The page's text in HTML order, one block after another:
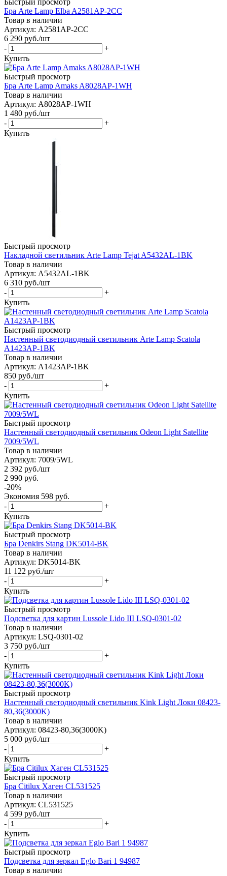
Бра Arte Lamp Elba A2581AP-2CC
Товар в наличии
Артикул: A2581AP-2CC
6 290 руб./шт
-
+
Купить
Быстрый просмотр
Бра Arte Lamp Amaks A8028AP-1WH
Товар в наличии
Артикул: A8028AP-1WH
1 480 руб./шт
-
+
Купить
Быстрый просмотр
Накладной светильник Arte Lamp Tejat A5432AL-1BK
Товар в наличии
Артикул: A5432AL-1BK
6 310 руб./шт
-
+
Купить
Быстрый просмотр
Настенный светодиодный светильник Arte Lamp Scatola
A1423AP-1BK
Товар в наличии
Артикул: A1423AP-1BK
850 руб./шт
-
+
Купить
Быстрый просмотр
Настенный светодиодный светильник Odeon Light Satellite
7009/5WL
Товар в наличии
Артикул: 7009/5WL
2 392 руб./шт
2 990 руб.
-20%
Экономия 598 руб.
-
+
Купить
Быстрый просмотр
Бра Denkirs Stang DK5014-BK
Товар в наличии
Артикул: DK5014-BK
11 122 руб./шт
-
+
Купить
Быстрый просмотр
Подсветка для картин Lussole Lido III LSQ-0301-02
Товар в наличии
Артикул: LSQ-0301-02
3 750 руб./шт
-
+
Купить
Быстрый просмотр
Настенный светодиодный светильник Kink Light Локи 08423-
80,36(3000K)
Товар в наличии
Артикул: 08423-80,36(3000K)
5 000 руб./шт
-
+
Купить
Быстрый просмотр
Бра Citilux Хаген CL531525
Товар в наличии
Артикул: CL531525
4 599 руб./шт
-
+
Купить
Быстрый просмотр
Подсветка для зеркал Eglo Bari 1 94987
Товар в наличии